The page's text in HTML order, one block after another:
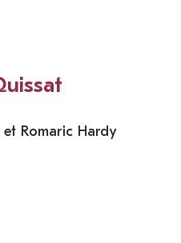
Romaric Hardy